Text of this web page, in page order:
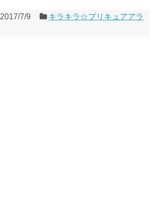
2017/7/9
キラキラ☆プリキュアアラ